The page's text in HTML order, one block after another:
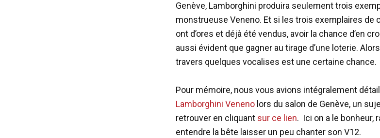
Genève, Lamborghini produira seulement trois
monstrueuse Veneno. Et si les trois exemplaires de
ont d’ores et déjà été vendus, avoir la chance d’en
aussi évident que gagner au tirage d’une loterie.
travers quelques vocalises est une certaine chance.
Pour mémoire, nous vous avions intégralement
Lamborghini Veneno lors du salon de Genève, un
retrouver en cliquant sur ce lien. Ici on a le bonheur,
entendre la bête laisser un peu chanter son V12.